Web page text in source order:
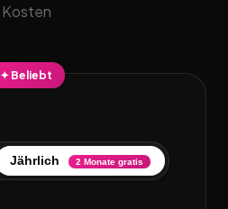
Kosten
✦ Beliebt
Jährlich 2 Monate gratis